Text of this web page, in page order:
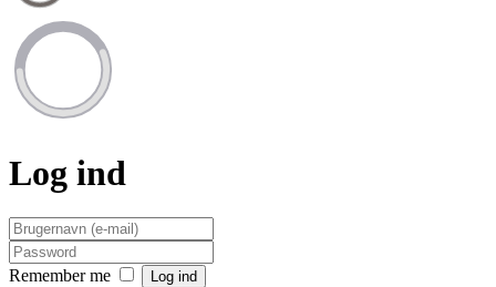
Log ind
Remember me